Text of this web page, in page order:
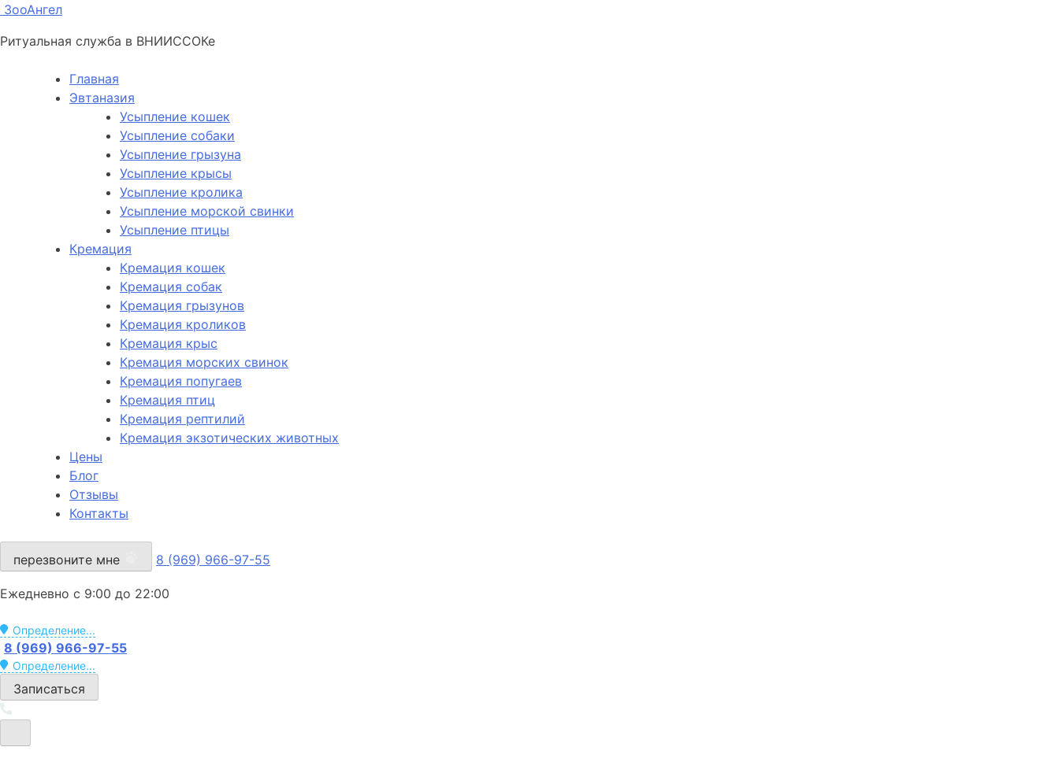
ЗооАнгел
Ритуальная служба в ВНИИССОКе
Главная
Эвтаназия
Усыпление кошек
Усыпление собаки
Усыпление грызуна
Усыпление крысы
Усыпление кролика
Усыпление морской свинки
Усыпление птицы
Кремация
Кремация кошек
Кремация собак
Кремация грызунов
Кремация кроликов
Кремация крыс
Кремация морских свинок
Кремация попугаев
Кремация птиц
Кремация рептилий
Кремация экзотических животных
Цены
Блог
Отзывы
Контакты
перезвоните мне 8 (969) 966-97-55
Ежедневно с 9:00 до 22:00
Определение...
8 (969) 966-97-55
Определение...
Записаться